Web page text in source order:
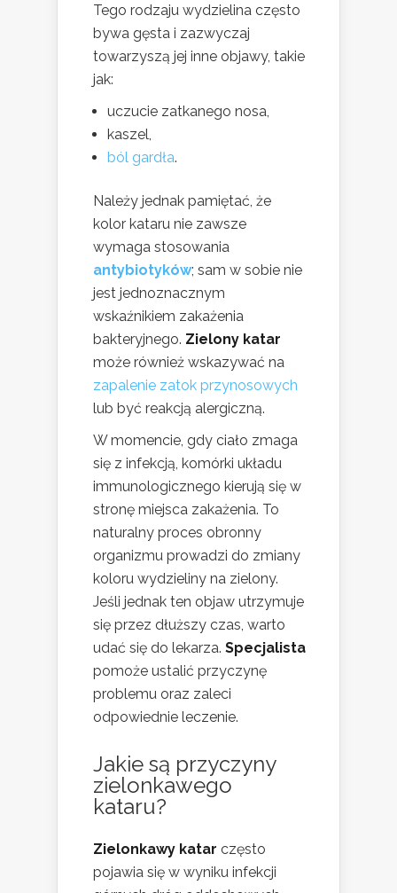
Tego rodzaju wydzielina często
bywa gęsta i zazwyczaj
towarzyszą jej inne objawy, takie
jak:
uczucie zatkanego nosa,
kaszel,
ból gardła.
Należy jednak pamiętać, że
kolor kataru nie zawsze
wymaga stosowania
antybiotyków; sam w sobie nie
jest jednoznacznym
wskaźnikiem zakażenia
bakteryjnego. Zielony katar
może również wskazywać na
zapalenie zatok przynosowych
lub być reakcją alergiczną.
W momencie, gdy ciało zmaga
się z infekcją, komórki układu
immunologicznego kierują się w
stronę miejsca zakażenia. To
naturalny proces obronny
organizmu prowadzi do zmiany
koloru wydzieliny na zielony.
Jeśli jednak ten objaw utrzymuje
się przez dłuższy czas, warto
udać się do lekarza. Specjalista
pomoże ustalić przyczynę
problemu oraz zaleci
odpowiednie leczenie.
Jakie są przyczyny
zielonkawego
kataru?
Zielonkawy katar często
pojawia się w wyniku infekcji